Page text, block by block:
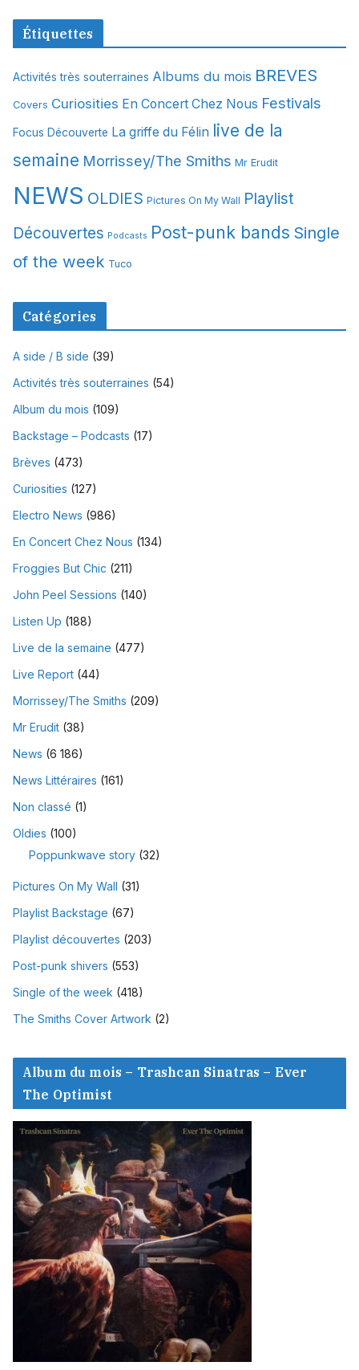
c
v
e
Étiquettes
Activités très souterraines Albums du mois BREVES
Covers Curiosities En Concert Chez Nous Festivals
Focus Découverte La griffe du Félin live de la
semaine Morrissey/The Smiths Mr Erudit
NEWS OLDIES Pictures On My Wall Playlist
Découvertes Podcasts Post-punk bands Single
of the week Tuco
Catégories
A side / B side (39)
Activités très souterraines (54)
Album du mois (109)
Backstage – Podcasts (17)
Brèves (473)
Curiosities (127)
Electro News (986)
En Concert Chez Nous (134)
Froggies But Chic (211)
John Peel Sessions (140)
Listen Up (188)
Live de la semaine (477)
Live Report (44)
Morrissey/The Smiths (209)
Mr Erudit (38)
News (6 186)
News Littéraires (161)
Non classé (1)
Oldies (100)
Poppunkwave story (32)
Pictures On My Wall (31)
Playlist Backstage (67)
Playlist découvertes (203)
Post-punk shivers (553)
Single of the week (418)
The Smiths Cover Artwork (2)
Album du mois – Trashcan Sinatras – Ever
The Optimist